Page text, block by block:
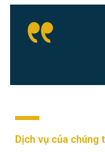
Dịch vụ của chúng